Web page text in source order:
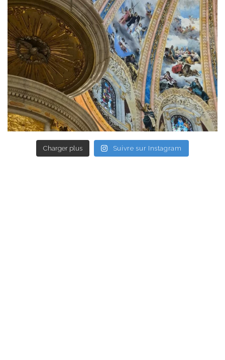
Charger plus Suivre sur Instagram